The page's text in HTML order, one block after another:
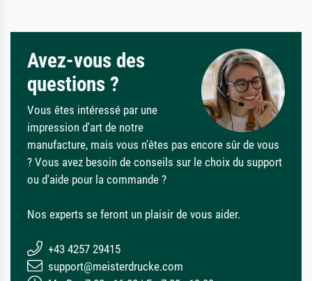
Avez-vous des
questions ?
Vous êtes intéressé par une
impression d'art de notre
manufacture, mais vous n'êtes pas encore sûr de vous
? Vous avez besoin de conseils sur le choix du support
ou d'aide pour la commande ?
Nos experts se feront un plaisir de vous aider.
+43 4257 29415
support@meisterdrucke.com